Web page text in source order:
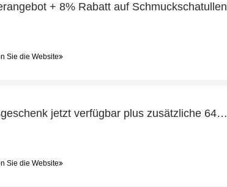
+ 8% Rabatt auf Schmuckschatullen
Sie die Website
Gratisgeschenk jetzt verfügbar plus zusätzliche 64-Angebote
Sie die Website